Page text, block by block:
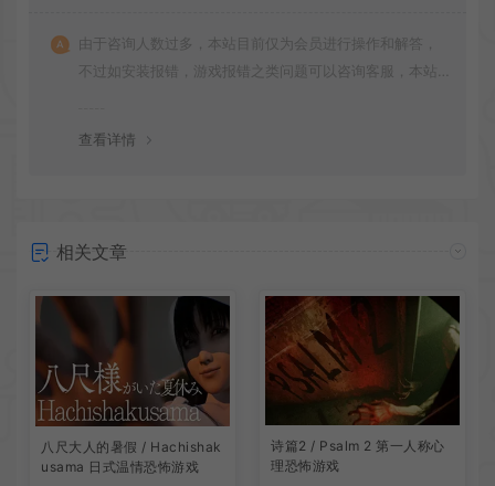
由于咨询人数过多，本站目前仅为会员进行操作和解答，
不过如安装报错，游戏报错之类问题可以咨询客服，本站
查看详情
相关文章
八尺大人的暑假 / Hachishak
usama 日式温情恐怖游戏
诗篇2 / Psalm 2 第一人称心
理恐怖游戏